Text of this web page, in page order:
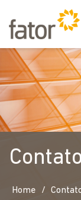
Home /